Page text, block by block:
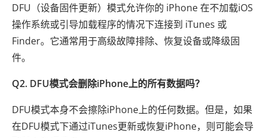
DFU（设备固件更新）模式允许你的 iPhone 在不加载iOS
操作系统或引导加载程序的情况下连接到 iTunes 或
Finder。它通常用于高级故障排除、恢复设备或降级固
件。
Q2. DFU模式会删除iPhone上的所有数据吗？
DFU模式本身不会擦除iPhone上的任何数据。但是，如果
在DFU模式下通过iTunes更新或恢复iPhone，则可能会导